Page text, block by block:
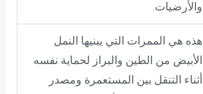
والأرضيات.
هذه هي الممرات التي يبنيها النمل
الأبيض من الطين والبراز لحماية نفسه
أثناء التنقل بين المستعمرة ومصدر